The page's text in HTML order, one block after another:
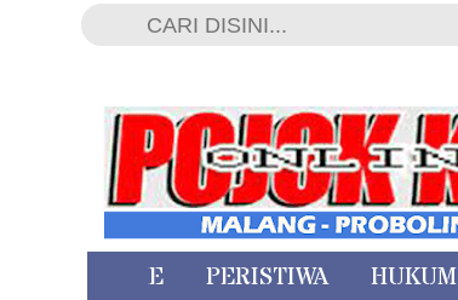
HOME PERISTIWA HUKUM